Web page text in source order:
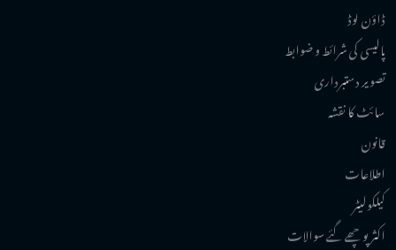
ڈاؤن لوڈ
پالیسی کی شرائط و ضوابط
تصویر دستبرداری
سائٹ کا نقشہ
قانون
اطلاعات
کیلکولیٹر
اکثر پوچھے گئے سوالات